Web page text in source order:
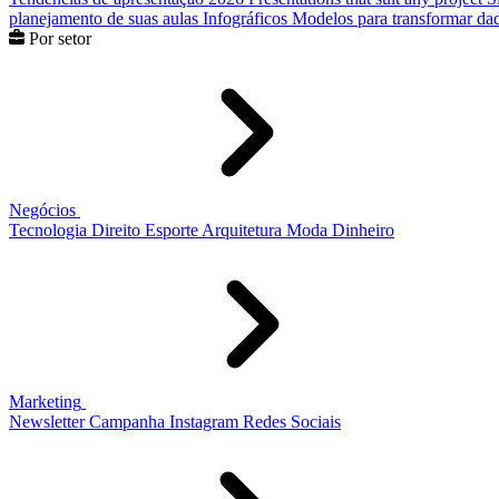
planejamento de suas aulas Infográficos Modelos para transformar
Por setor
Negócios
Tecnologia Direito Esporte Arquitetura Moda Dinheiro
Marketing
Newsletter Campanha Instagram Redes Sociais